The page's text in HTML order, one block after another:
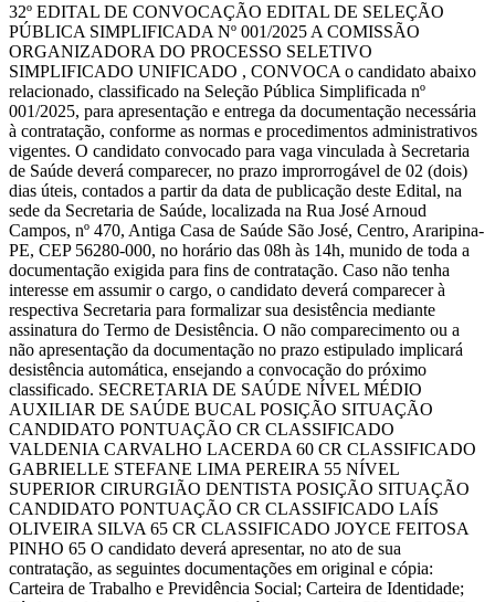
32º EDITAL DE CONVOCAÇÃO EDITAL DE SELEÇÃO
PÚBLICA SIMPLIFICADA Nº 001/2025 A COMISSÃO
ORGANIZADORA DO PROCESSO SELETIVO
SIMPLIFICADO UNIFICADO , CONVOCA o candidato abaixo
relacionado, classificado na Seleção Pública Simplificada nº
001/2025, para apresentação e entrega da documentação necessária
à contratação, conforme as normas e procedimentos administrativos
vigentes. O candidato convocado para vaga vinculada à Secretaria
de Saúde deverá comparecer, no prazo improrrogável de 02 (dois)
dias úteis, contados a partir da data de publicação deste Edital, na
sede da Secretaria de Saúde, localizada na Rua José Arnoud
Campos, nº 470, Antiga Casa de Saúde São José, Centro, Araripina-
PE, CEP 56280-000, no horário das 08h às 14h, munido de toda a
documentação exigida para fins de contratação. Caso não tenha
interesse em assumir o cargo, o candidato deverá comparecer à
respectiva Secretaria para formalizar sua desistência mediante
assinatura do Termo de Desistência. O não comparecimento ou a
não apresentação da documentação no prazo estipulado implicará
desistência automática, ensejando a convocação do próximo
classificado. SECRETARIA DE SAÚDE NÍVEL MÉDIO
AUXILIAR DE SAÚDE BUCAL POSIÇÃO SITUAÇÃO
CANDIDATO PONTUAÇÃO CR CLASSIFICADO
VALDENIA CARVALHO LACERDA 60 CR CLASSIFICADO
GABRIELLE STEFANE LIMA PEREIRA 55 NÍVEL
SUPERIOR CIRURGIÃO DENTISTA POSIÇÃO SITUAÇÃO
CANDIDATO PONTUAÇÃO CR CLASSIFICADO LAÍS
OLIVEIRA SILVA 65 CR CLASSIFICADO JOYCE FEITOSA
PINHO 65 O candidato deverá apresentar, no ato de sua
contratação, as seguintes documentações em original e cópia:
Carteira de Trabalho e Previdência Social; Carteira de Identidade;